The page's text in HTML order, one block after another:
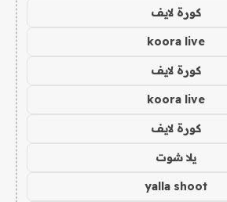
كورة لايف
koora live
كورة لايف
koora live
كورة لايف
يلا شوت
yalla shoot